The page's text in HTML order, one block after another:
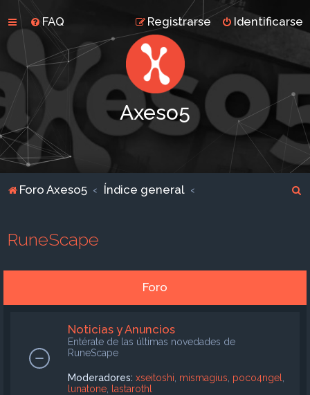
FAQ Identificarse
Registrarse
Axeso5
Foro Axeso5 Índice general
RuneScape
Foro
Noticias y Anuncios
Entérate de las últimas novedades de
RuneScape
Moderadores: xseitoshi mismagius poco4ngel
lunatone lastarothl